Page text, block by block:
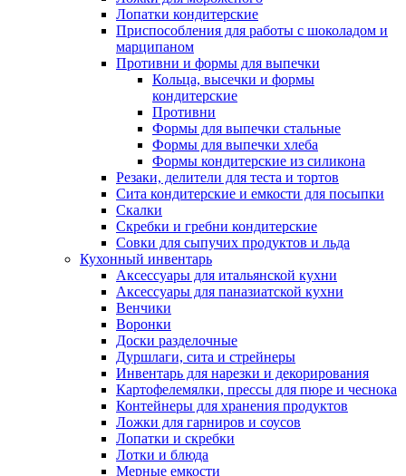
Лопатки кондитерские
Приспособления для работы с шоколадом и
марципаном
Противни и формы для выпечки
Кольца, высечки и формы
кондитерские
Противни
Формы для выпечки стальные
Формы для выпечки хлеба
Формы кондитерские из силикона
Резаки, делители для теста и тортов
Сита кондитерские и емкости для посыпки
Скалки
Скребки и гребни кондитерские
Совки для сыпучих продуктов и льда
Кухонный инвентарь
Аксессуары для итальянской кухни
Аксессуары для паназиатской кухни
Венчики
Воронки
Доски разделочные
Дуршлаги, сита и стрейнеры
Инвентарь для нарезки и декорирования
Картофелемялки, прессы для пюре и чеснока
Контейнеры для хранения продуктов
Ложки для гарниров и соусов
Лопатки и скребки
Лотки и блюда
Мерные емкости